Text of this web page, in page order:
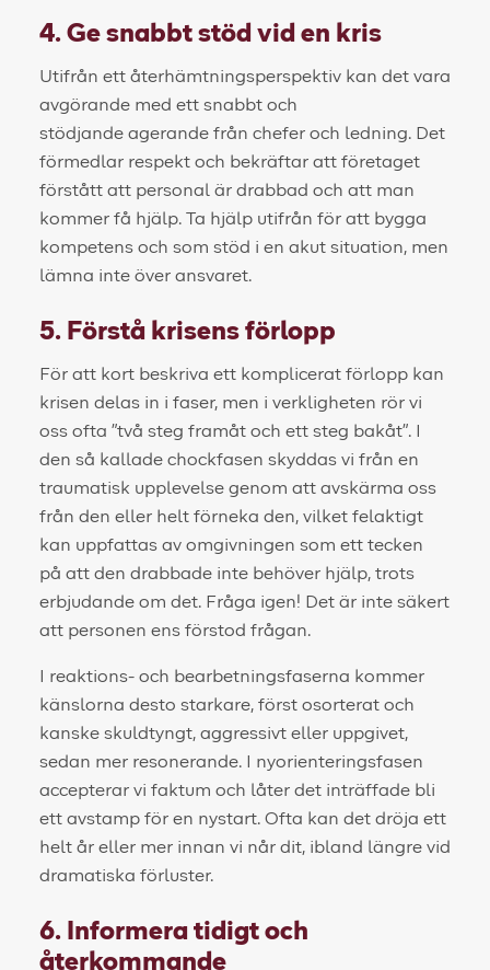
4. Ge snabbt stöd vid en kris
Utifrån ett återhämtningsperspektiv kan det vara
avgörande med ett snabbt och
stödjande agerande från chefer och ledning. Det
förmedlar respekt och bekräftar att företaget
förstått att personal är drabbad och att man
kommer få hjälp. Ta hjälp utifrån för att bygga
kompetens och som stöd i en akut situation, men
lämna inte över ansvaret.
5. Förstå krisens förlopp
För att kort beskriva ett komplicerat förlopp kan
krisen delas in i faser, men i verkligheten rör vi
oss ofta ”två steg framåt och ett steg bakåt”. I
den så kallade chockfasen skyddas vi från en
traumatisk upplevelse genom att avskärma oss
från den eller helt förneka den, vilket felaktigt
kan uppfattas av omgivningen som ett tecken
på att den drabbade inte behöver hjälp, trots
erbjudande om det. Fråga igen! Det är inte säkert
att personen ens förstod frågan.
I reaktions- och bearbetningsfaserna kommer
känslorna desto starkare, först osorterat och
kanske skuldtyngt, aggressivt eller uppgivet,
sedan mer resonerande. I nyorienteringsfasen
accepterar vi faktum och låter det inträffade bli
ett avstamp för en nystart. Ofta kan det dröja ett
helt år eller mer innan vi når dit, ibland längre vid
dramatiska förluster.
6. Informera tidigt och
återkommande